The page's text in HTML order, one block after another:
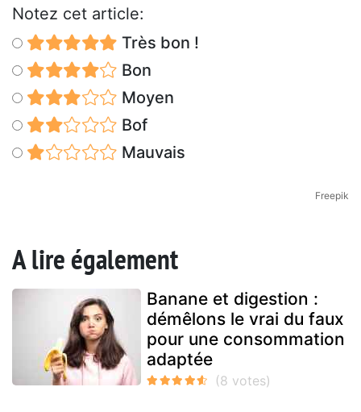
Notez cet article:
Très bon !
Bon
Moyen
Bof
Mauvais
Freepik
A lire également
Banane et digestion :
démêlons le vrai du faux
pour une consommation
adaptée